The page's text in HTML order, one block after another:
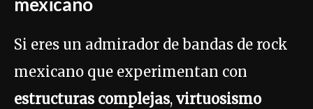
mexicano
Si eres un admirador de bandas de rock
mexicano que experimentan con
estructuras complejas, virtuosismo